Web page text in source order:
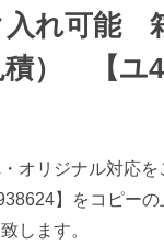
入れ可能
） 【ユ
オリジナル対応
】をコピーの
します。